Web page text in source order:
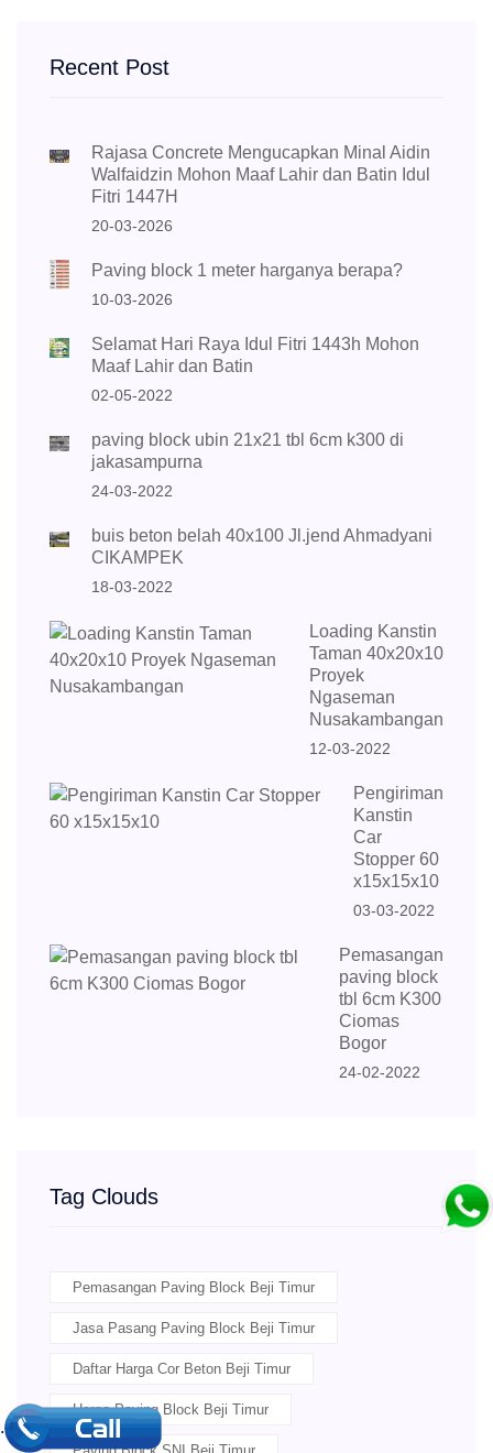
Recent Post
Rajasa Concrete Mengucapkan Minal Aidin
Walfaidzin Mohon Maaf Lahir dan Batin Idul
Fitri 1447H
20-03-2026
Paving block 1 meter harganya berapa?
10-03-2026
Selamat Hari Raya Idul Fitri 1443h Mohon
Maaf Lahir dan Batin
02-05-2022
paving block ubin 21x21 tbl 6cm k300 di
jakasampurna
24-03-2022
buis beton belah 40x100 Jl.jend Ahmadyani
CIKAMPEK
18-03-2022
Loading Kanstin
Taman 40x20x10
Proyek
Ngaseman
Nusakambangan
12-03-2022
Pengiriman
Kanstin
Car
Stopper 60
x15x15x10
03-03-2022
Pemasangan
paving block
tbl 6cm K300
Ciomas
Bogor
24-02-2022
Tag Clouds
Pemasangan Paving Block Beji Timur
Jasa Pasang Paving Block Beji Timur
Daftar Harga Cor Beton Beji Timur
Harga Paving Block Beji Timur
.